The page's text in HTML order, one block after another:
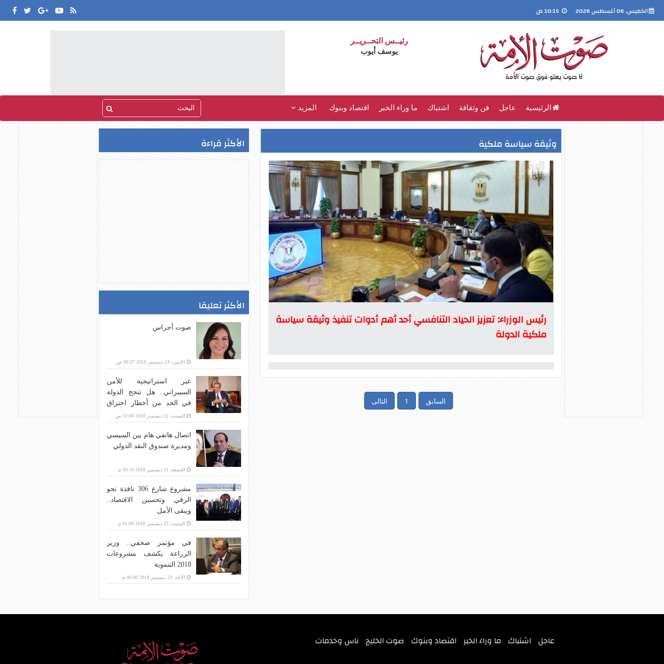
الخميس، 06 أغسطس 2026
رئيــس التحــريــر
يوسف أيوب
الرئيسية عاجل فن وثقافة اشتباك ما وراء الخبر اقتصاد وبنوك المزيد
وثيقة سياسة ملكية
رئيس الوزراء: تعزيز الحياد التنافسي أحد أهم أدوات تنفيذ وثيقة سياسة
ملكية الدولة
السابق 1 التالى
الأكثر قراءة
الأكثر تعليقا
صوت أجراس
الإثنين، 24 ديسمبر 2018 09:27 ص
عبر استراتيجية للأمن
السيبراني.. هل تنجح الدولة
في الحد من أخطار اختراق
بنية الاتصالات؟
السبت، 22 ديسمبر 2018 12:00 ص
اتصال هاتفي هام بين السيسي
ومديرة صندوق النقد الدولي
الجمعة، 21 ديسمبر 2018 10:19 م
مشروع شارع 306 نافذة نحو
الرقي وتحسين الاقتصاد..
ويبقى الأمل
السبت، 22 ديسمبر 2018 01:00 م
في مؤتمر صحفي.. وزير
الزراعة يكشف مشروعات
2018 التنموية
الأحد، 23 ديسمبر 2018 06:00 م
عاجل اشتباك ما وراء الخبر اقتصاد وبنوك صوت الخليج ناس وخدمات